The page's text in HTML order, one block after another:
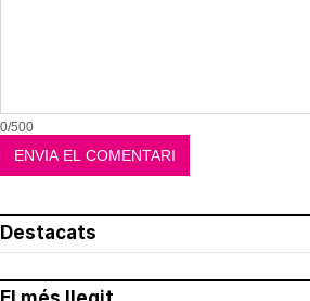
0/500
Destacats